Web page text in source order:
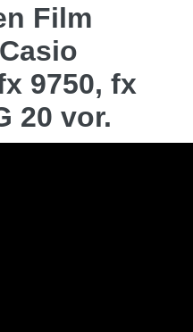
Film
9750, fx
20 vor.